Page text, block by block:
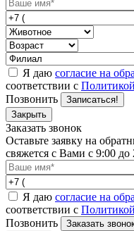
Я даю согласие на
соответствии с
Позвонить
Записаться!
Закрыть
Заказать звонок
Оставьте заявку на
свяжется с Вами с 9:00 до
Я даю согласие на
соответствии с
Позвонить
Заказать